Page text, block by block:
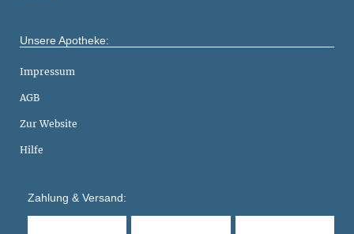
Unsere Apotheke:
Impressum
AGB
Zur Website
Hilfe
Zahlung & Versand: